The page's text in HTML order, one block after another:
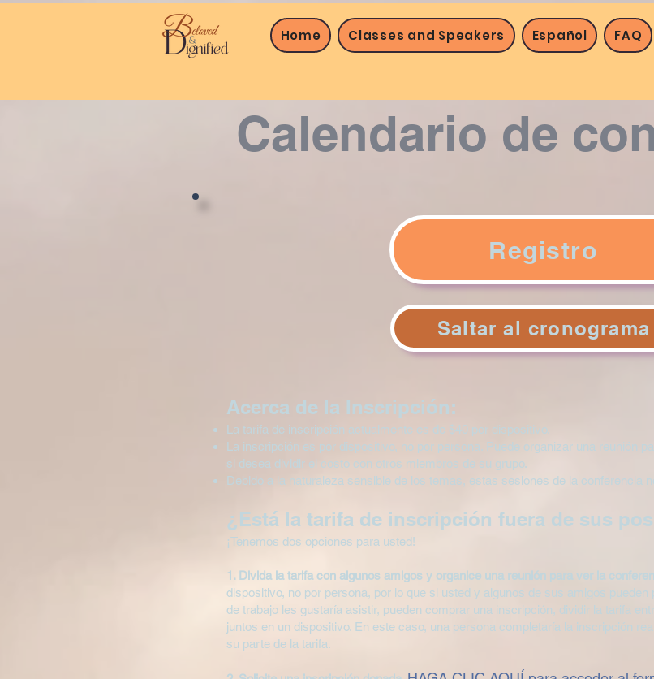
Home Classes and Speakers Español FAQ
Calendario de
Registro
Saltar al cronograma
Acerca de la Inscripción:
La tarifa de inscripción actualmente es de $40 por dispositivo.
La inscripción es por dispositivo, no por persona. Puede organizar una reunión
si desea dividir el costo con otros miembros de su grupo.
Debido a la naturaleza sensible de los temas, estas sesiones de la conferencia
¿Está la tarifa de inscripción fuera de sus
¡Tenemos dos opciones para usted!
1. Divida la tarifa con algunos amigos y organice una reunión para ver la
dispositivo, no por persona, por lo que si usted y algunos de sus amigos pueden
de trabajo les gustaría asistir, pueden comprar una inscripción, dividir la tarifa
juntos en un dispositivo. En este caso, una persona completaría la inscripción
su parte de la tarifa.